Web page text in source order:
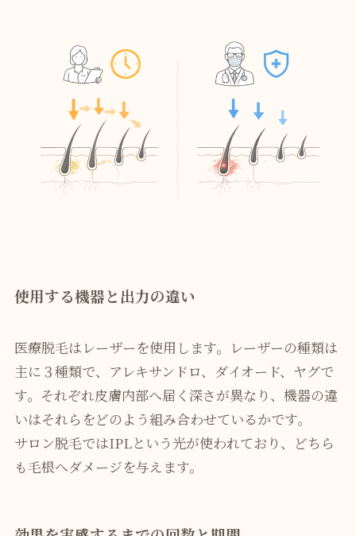
使用する機器と出力の違い
医療脱毛はレーザーを使用します。レーザーの種類は
主に３種類で、アレキサンドロ、ダイオード、ヤグで
す。それぞれ皮膚内部へ届く深さが異なり、機器の違
いはそれらをどのよう組み合わせているかです。
サロン脱毛ではIPLという光が使われており、どちら
も毛根へダメージを与えます。